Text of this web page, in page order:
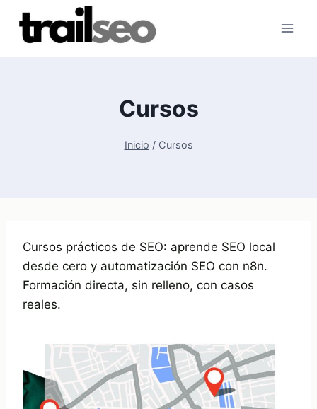
Saltar
contenido
Cursos
Inicio / Cursos
Cursos prácticos de SEO: aprende SEO local
desde cero y automatización SEO con n8n.
Formación directa, sin relleno, con casos
reales.